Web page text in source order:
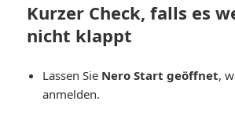
Kurzer Check, falls es
nicht klappt
Lassen Sie Nero Start geöffnet,
anmelden.